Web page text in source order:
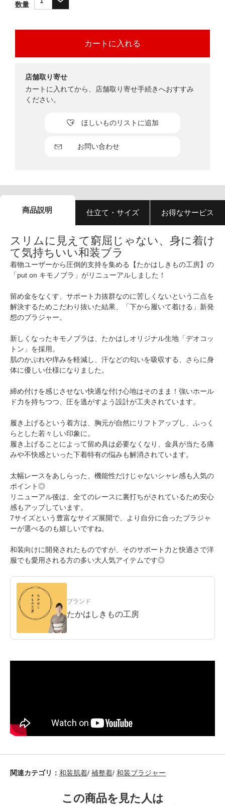
数量
お問い合わせ
ほしいものリストに追加
店舗取り寄せ
カートに入れてから、店舗取り寄せ手続きへおすすみ
ください。
商品説明 仕立て・サイズ お得なサービス
スリムに見えて窮屈じゃない、身に着け
て気持ちいい和装ブラ
着物ユーザーから圧倒的支持を集める【たかはしきもの工房】の
「put on キモノブラ」がリニューアルしました！
留め金をなくす、サポート力抜群なのに苦しくないという二点を
解決するためこだわり抜いた結果、「下から履いて着ける」新発
想のブラジャー。
新しくなったキモノブラは、たかはしオリジナル生地「デオコッ
トン」を採用。
肌のかぶれや痒みを軽減し、汗などの匂いを吸収する、さらに身
体に優しい仕様になりました。
締め付けを感じさせない快適な付け心地はそのまま！強いホール
ド力を持ちつつ、圧を逃がすよう設計が工夫されています。
履き上げるという着方は、胸元が自然にリフトアップし、ふっく
らとした若々しい印象に。
履き上げることによって留め具は必要なくなり、金具が当たる痛
みや不快感といった下着特有の悩みも解消されています。
太幅レースをあしらった、機能性だけじゃないシャレ感も人気の
ポイント◎
リニューアル後は、全てのレースに裏打ちがされているため安心
感もアップしています。
7サイズという豊富なサイズ展開で、より自分に合ったブラジャ
ーが選べるのも嬉しいですね。
和装向けに開発されたものですが、そのサポート力と快適さで洋
服でも愛用される方の多い大人気アイテムです◎
ブランド
たかはしきもの工房
関連カテゴリ： 和装肌着/ 補整着/ 和装ブラジャー
この商品を見た人は